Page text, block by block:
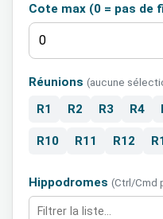
Cote max (0 = pas de
Réunions (aucune
R1 R2 R3 R4
R10 R11 R12
Hippodromes (Ctrl/Cmd